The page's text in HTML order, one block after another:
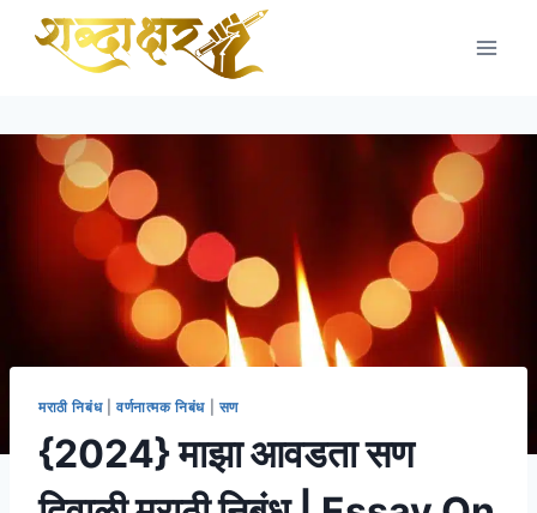
मराठी निबंध| वर्णनात्मक निबंध| सण
{2024} माझा आवडता सण